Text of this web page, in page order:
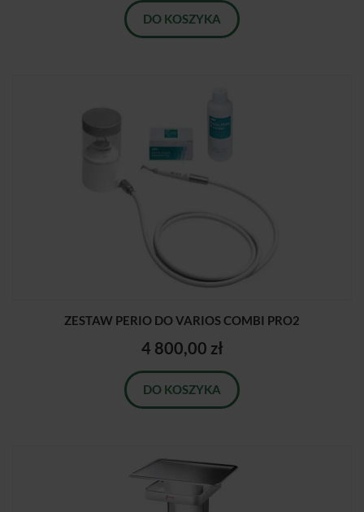
DO KOSZYKA
ZESTAW PERIO DO VARIOS COMBI PRO2
4 800,00 zł
DO KOSZYKA